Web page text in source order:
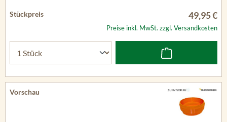
49,95 €
Preise inkl. MwSt. zzgl. Versandkosten